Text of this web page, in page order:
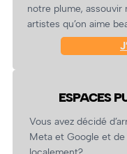
notre plume,
artistes qu’on aime
ESPACES
Vous avez décidé
Meta et Google et